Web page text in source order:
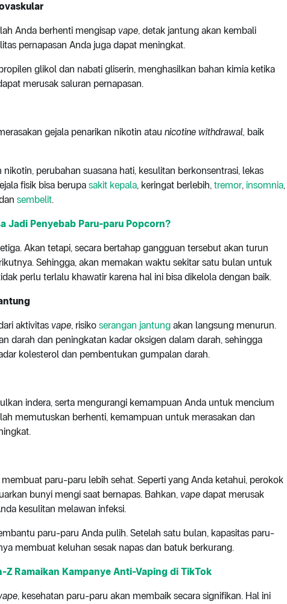
Anda berhenti mengisap vape, detak jantung akan kembali
pernapasan Anda juga dapat meningkat.
glikol dan nabati gliserin, menghasilkan bahan kimia ketika
merusak saluran pernapasan.
gejala penarikan nikotin atau nicotine withdrawal, baik
perubahan suasana hati, kesulitan berkonsentrasi, lekas
fisik bisa berupa sakit kepala, keringat berlebih, tremor, insomnia,
sembelit.
Jadi Penyebab Paru-paru Popcorn?
Akan tetapi, secara bertahap gangguan tersebut akan turun
Sehingga, akan memakan waktu sekitar satu bulan untuk
perlu terlalu khawatir karena hal ini bisa dikelola dengan baik.
aktivitas vape, risiko serangan jantung akan langsung menurun.
darah dan peningkatan kadar oksigen dalam darah, sehingga
kolesterol dan pembentukan gumpalan darah.
indera, serta mengurangi kemampuan Anda untuk mencium
memutuskan berhenti, kemampuan untuk merasakan dan
paru-paru lebih sehat. Seperti yang Anda ketahui, perokok
bunyi mengi saat bernapas. Bahkan, vape dapat merusak
kesulitan melawan infeksi.
paru-paru Anda pulih. Setelah satu bulan, kapasitas paru-
membuat keluhan sesak napas dan batuk berkurang.
Z Ramaikan Kampanye Anti-Vaping di TikTok
, kesehatan paru-paru akan membaik secara signifikan. Hal ini